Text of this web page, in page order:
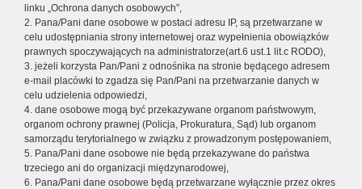
linku „Ochrona danych osobowych”,
2. Pana/Pani dane osobowe w postaci adresu IP, są przetwarzane w
celu udostępniania strony internetowej oraz wypełnienia obowiązków
prawnych spoczywających na administratorze(art.6 ust.1 lit.c RODO),
3. jeżeli korzysta Pan/Pani z odnośnika na stronie będącego adresem
e-mail placówki to zgadza się Pan/Pani na przetwarzanie danych w
celu udzielenia odpowiedzi,
4. dane osobowe mogą być przekazywane organom państwowym,
organom ochrony prawnej (Policja, Prokuratura, Sąd) lub organom
samorządu terytorialnego w związku z prowadzonym postępowaniem,
5. Pana/Pani dane osobowe nie będą przekazywane do państwa
trzeciego ani do organizacji międzynarodowej,
6. Pana/Pani dane osobowe będą przetwarzane wyłącznie przez okres